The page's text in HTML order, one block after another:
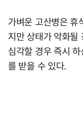
가벼운 고산병은 휴
지만 상태가 악화될
심각할 경우 즉시
를 받을 수 있다.